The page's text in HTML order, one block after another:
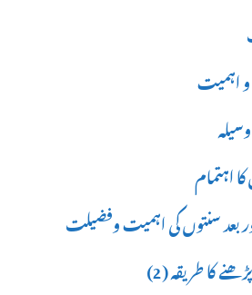
اہمیت
اہتمام
بعد سنتوں کی اہمیت وفضیلت
کا طریقہ (2)